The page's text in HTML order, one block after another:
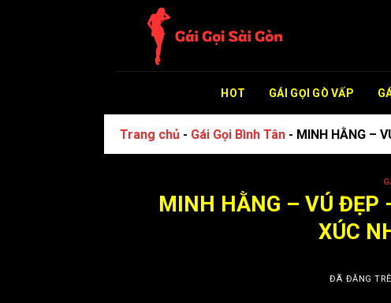
dung
HOT GÁI GỌI GÒ VẤP
Trang chủ - Gái Gọi Bình Tân - MINH HẰNG –
MINH HẰNG – VÚ ĐẸP
XÚC
ĐÃ ĐĂNG